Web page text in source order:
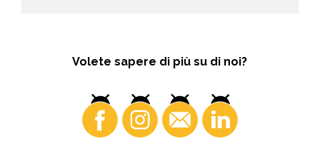
Volete sapere di più su di noi?